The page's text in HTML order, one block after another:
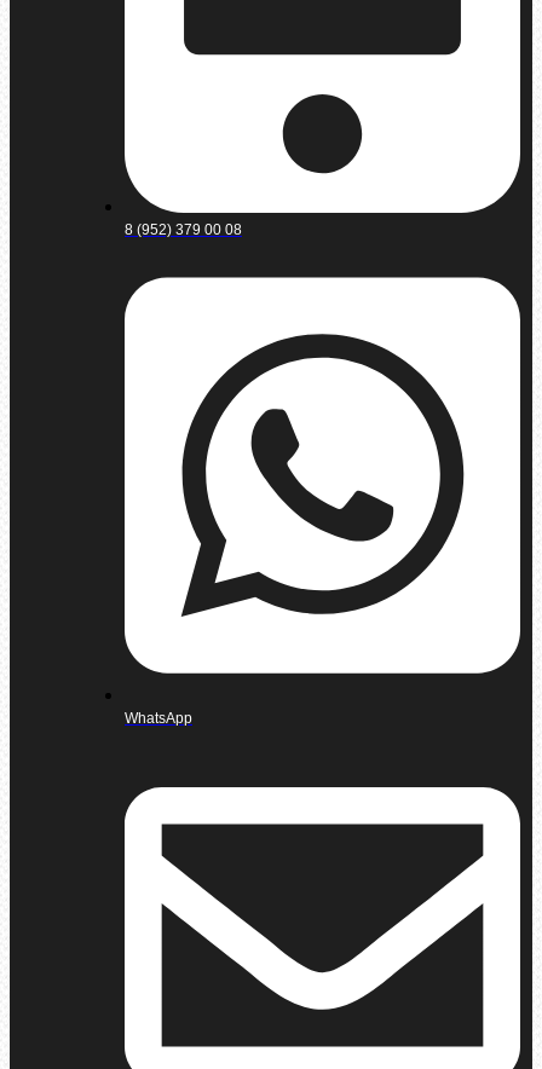
8 (952) 379 00 08
WhatsApp